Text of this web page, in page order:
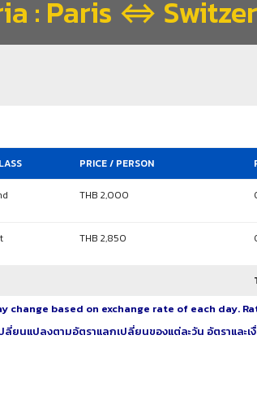
: Paris ⇔
PRICE / PERSON
THB 2,000
THB 2,850
change based on exchange rate of each day.
ลี่ยนแปลงตามอัตราแลกเปลี่ยนของแต่ละวัน อัตราและ